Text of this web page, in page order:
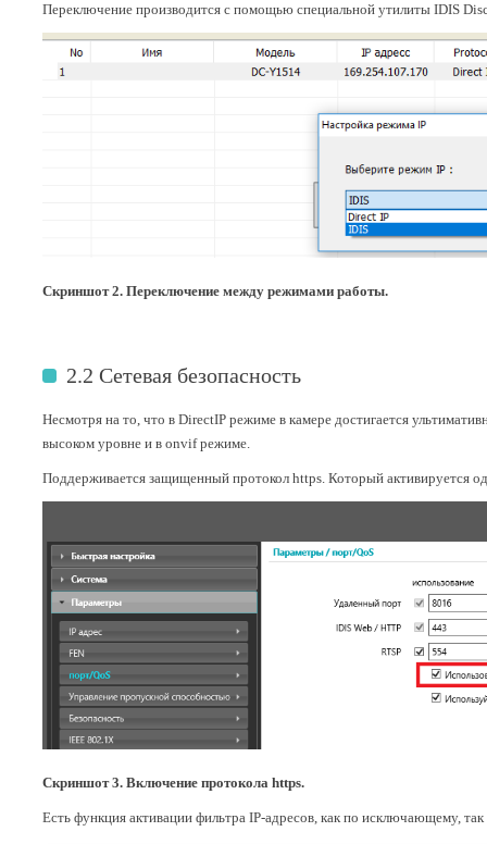
Переключение производится с помощью специальной утилиты IDIS
Скриншот 2. Переключение между режимами работы.
2.2 Сетевая безопасность
Несмотря на то, что в DirectIP режиме в камере достигается
высоком уровне и в onvif режиме.
Поддерживается защищенный протокол https. Который активируется
Скриншот 3. Включение протокола https.
Есть функция активации фильтра IP-адресов, как по исключающему,